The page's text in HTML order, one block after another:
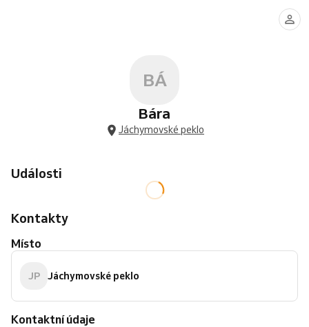
BÁ
Bára
Jáchymovské peklo
Události
Kontakty
Místo
JP Jáchymovské peklo
Kontaktní údaje